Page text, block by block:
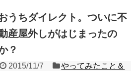
うちダイレクト。ついに不
産屋外しがはじまったの
？
2015/11/7
やってみたこと＆